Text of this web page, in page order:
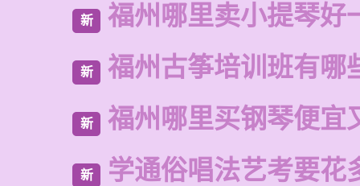
新 福州哪里卖小提琴好
新 福州古筝培训班有哪
新 福州哪里买钢琴便宜
新 学通俗唱法艺考要花